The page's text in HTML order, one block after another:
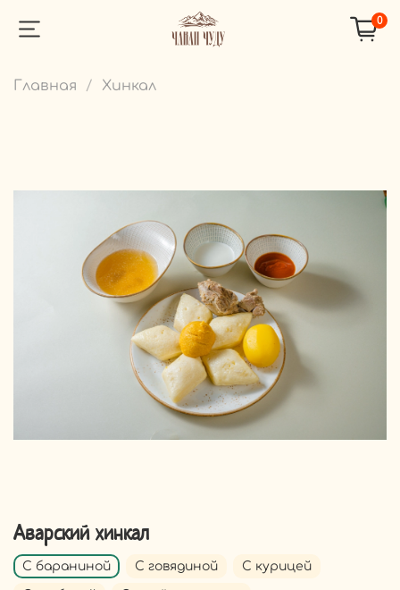
0
Главная Хинкал
Аварский хинкал
С бараниной С говядиной С курицей